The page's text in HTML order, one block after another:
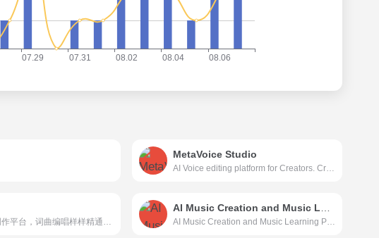
MetaVoice Studio